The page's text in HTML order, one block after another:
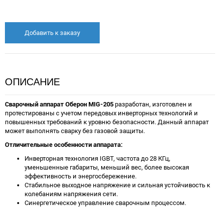
Добавить к заказу
ОПИСАНИЕ
Сварочный аппарат Оберон MIG-205 разработан, изготовлен и
протестированы с учетом передовых инверторных технологий и
повышенных требований к уровню безопасности. Данный аппарат
может выполнять сварку без газовой защиты.
Отличительные особенности аппарата:
Инверторная технология IGBT, частота до 28 КГц,
уменьшенные габариты, меньший вес, более высокая
эффективность и энергосбережение.
Стабильное выходное напряжение и сильная устойчивость к
колебаниям напряжения сети.
Синергетическое управление сварочным процессом.